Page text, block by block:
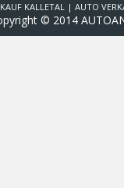
KALLETAL | AUTO
© 2014